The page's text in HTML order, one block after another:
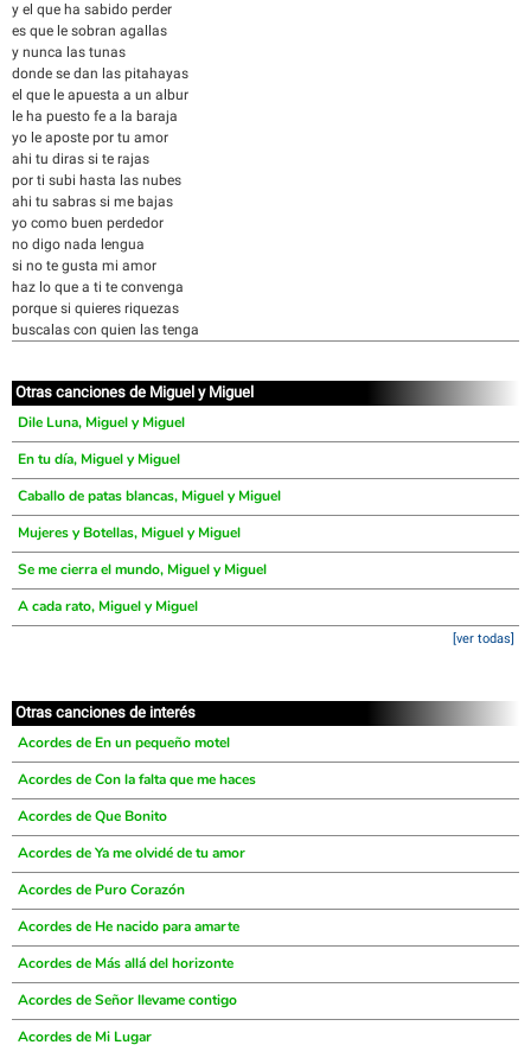
y el que ha sabido perder
es que le sobran agallas
y nunca las tunas
donde se dan las pitahayas
el que le apuesta a un albur
le ha puesto fe a la baraja
yo le aposte por tu amor
ahi tu diras si te rajas
por ti subi hasta las nubes
ahi tu sabras si me bajas
yo como buen perdedor
no digo nada lengua
si no te gusta mi amor
haz lo que a ti te convenga
porque si quieres riquezas
buscalas con quien las tenga
Otras canciones de Miguel y Miguel
Dile Luna, Miguel y Miguel
En tu día, Miguel y Miguel
Caballo de patas blancas, Miguel y Miguel
Mujeres y Botellas, Miguel y Miguel
Se me cierra el mundo, Miguel y Miguel
A cada rato, Miguel y Miguel
[ver todas]
Otras canciones de interés
Acordes de En un pequeño motel
Acordes de Con la falta que me haces
Acordes de Que Bonito
Acordes de Ya me olvidé de tu amor
Acordes de Puro Corazón
Acordes de He nacido para amarte
Acordes de Más allá del horizonte
Acordes de Señor llevame contigo
Acordes de Mi Lugar